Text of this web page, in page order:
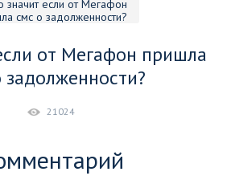
от Мегафон пришла
задолженности?
21024